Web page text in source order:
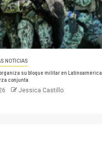
NOTICIAS
su bloque militar en Latinoamérica
conjunta
Jessica Castillo